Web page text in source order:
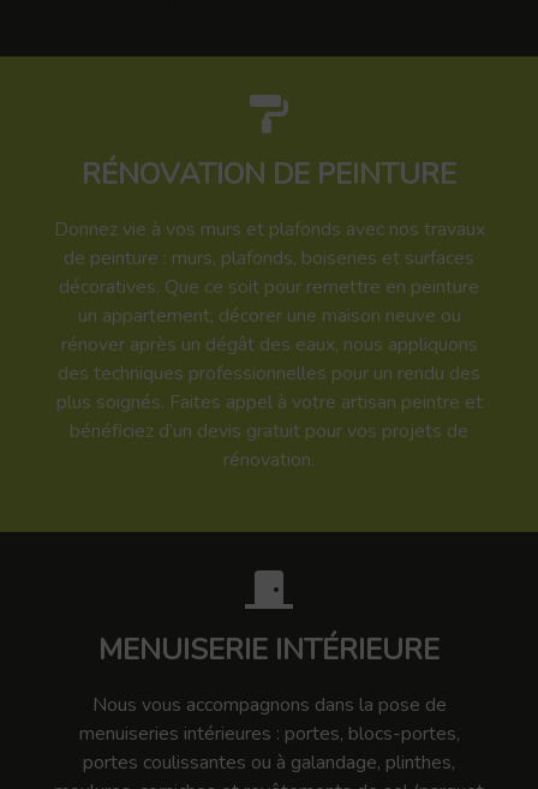
RÉNOVATION DE PEINTURE
Donnez vie à vos murs et plafonds avec nos travaux
de peinture : murs, plafonds, boiseries et surfaces
décoratives. Que ce soit pour remettre en peinture
un appartement, décorer une maison neuve ou
rénover après un dégât des eaux, nous appliquons
des techniques professionnelles pour un rendu des
plus soignés. Faites appel à votre artisan peintre et
bénéficiez d’un devis gratuit pour vos projets de
rénovation.
MENUISERIE INTÉRIEURE
Nous vous accompagnons dans la pose de
menuiseries intérieures : portes, blocs-portes,
portes coulissantes ou à galandage, plinthes,